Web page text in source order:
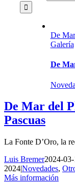
De
Galería
De
De Mar del
Pascuas
La Fonte D’Oro, la
Luis Bremer2024-
2024|Novedades,
Más información